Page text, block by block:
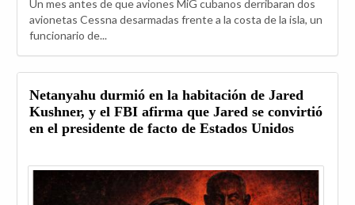
Un mes antes de que aviones MiG cubanos derribaran dos
avionetas Cessna desarmadas frente a la costa de la isla, un
funcionario de...
Netanyahu durmió en la habitación de Jared
Kushner, y el FBI afirma que Jared se convirtió
en el presidente de facto de Estados Unidos